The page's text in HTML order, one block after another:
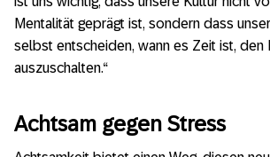
Mentalität geprägt ist, sondern dass
selbst entscheiden, wann es Zeit ist, den
auszuschalten.“
Achtsam gegen Stress